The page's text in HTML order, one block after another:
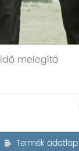
melegítő
Termék adatlap